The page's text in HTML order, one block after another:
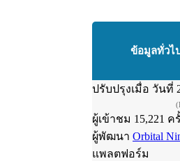
ข้อมูลทั่วไ
ปรับปรุงเมื่อ วันที่
ผู้เข้าชม 15,221 ค
ผู้พัฒนา Orbital
แพลตฟอร์ม